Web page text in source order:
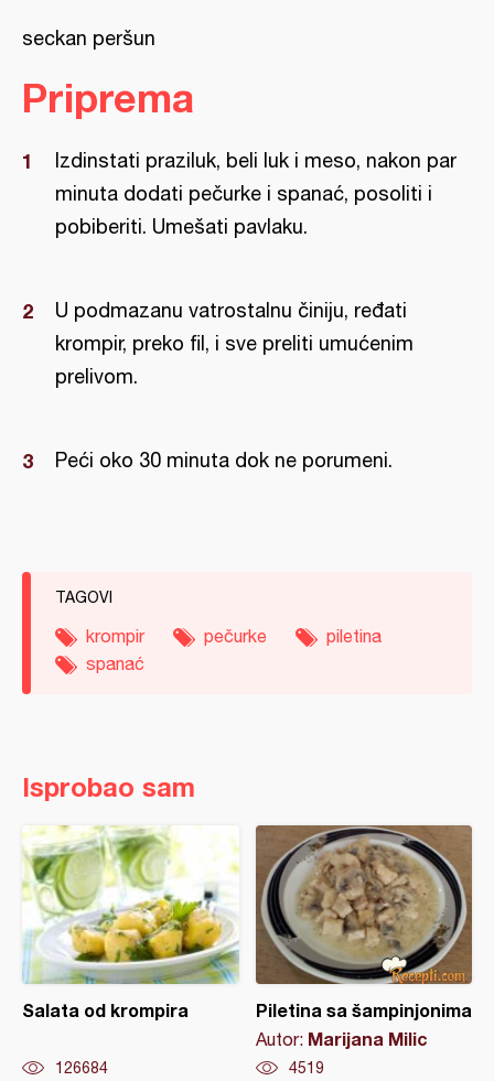
seckan peršun
Priprema
Izdinstati praziluk, beli luk i meso, nakon par
minuta dodati pečurke i spanać, posoliti i
pobiberiti. Umešati pavlaku.
U podmazanu vatrostalnu činiju, ređati
krompir, preko fil, i sve preliti umućenim
prelivom.
Peći oko 30 minuta dok ne porumeni.
TAGOVI
krompir pečurke
piletina
spanać
Isprobao sam
Salata od krompira
126684
Piletina sa šampinjonima
Autor: Marijana Milic
4519